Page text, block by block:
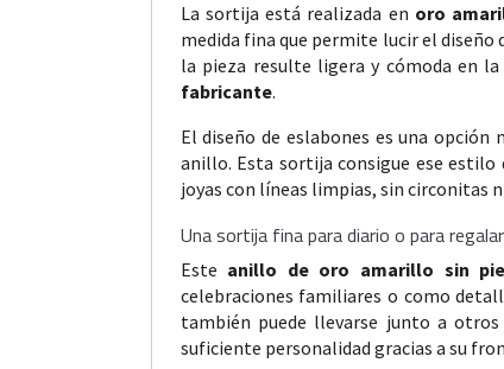
La sortija está realizada en oro
medida fina que permite lucir el diseño
la pieza resulte ligera y cómoda en
fabricante.
El diseño de eslabones es una opción
anillo. Esta sortija consigue ese estilo
joyas con líneas limpias, sin circonitas
Una sortija fina para diario o para regalar
Este anillo de oro amarillo sin
celebraciones familiares o como
también puede llevarse junto a
suficiente personalidad gracias a su